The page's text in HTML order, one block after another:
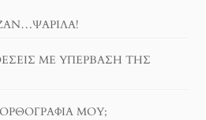
ΜΕ ΥΠΈΡΒΑΣΗ ΤΗΣ
ΜΟΥ;